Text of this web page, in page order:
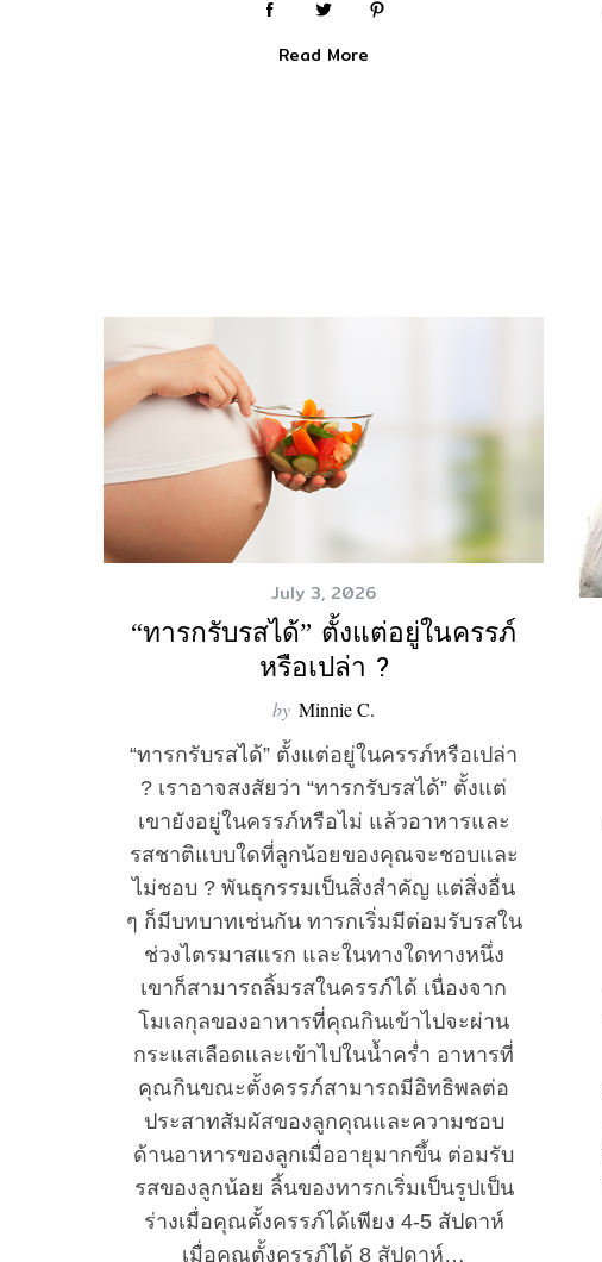
Read More
July 3, 2026
“ทารกรับรสได้” ตั้งแต่อยู่ในครรภ์
หรือเปล่า ?
by Minnie C.
“ทารกรับรสได้” ตั้งแต่อยู่ในครรภ์หรือเปล่า
? เราอาจสงสัยว่า “ทารกรับรสได้” ตั้งแต่
เขายังอยู่ในครรภ์หรือไม่ แล้วอาหารและ
รสชาติแบบใดที่ลูกน้อยของคุณจะชอบและ
ไม่ชอบ ? พันธุกรรมเป็นสิ่งสำคัญ แต่สิ่งอื่น
ๆ ก็มีบทบาทเช่นกัน ทารกเริ่มมีต่อมรับรสใน
ช่วงไตรมาสแรก และในทางใดทางหนึ่ง
เขาก็สามารถลิ้มรสในครรภ์ได้ เนื่องจาก
โมเลกุลของอาหารที่คุณกินเข้าไปจะผ่าน
กระแสเลือดและเข้าไปในน้ำคร่ำ อาหารที่
คุณกินขณะตั้งครรภ์สามารถมีอิทธิพลต่อ
ประสาทสัมผัสของลูกคุณและความชอบ
ด้านอาหารของลูกเมื่ออายุมากขึ้น ต่อมรับ
รสของลูกน้อย ลิ้นของทารกเริ่มเป็นรูปเป็น
ร่างเมื่อคุณตั้งครรภ์ได้เพียง 4-5 สัปดาห์
เมื่อคุณตั้งครรภ์ได้ 8 สัปดาห์…